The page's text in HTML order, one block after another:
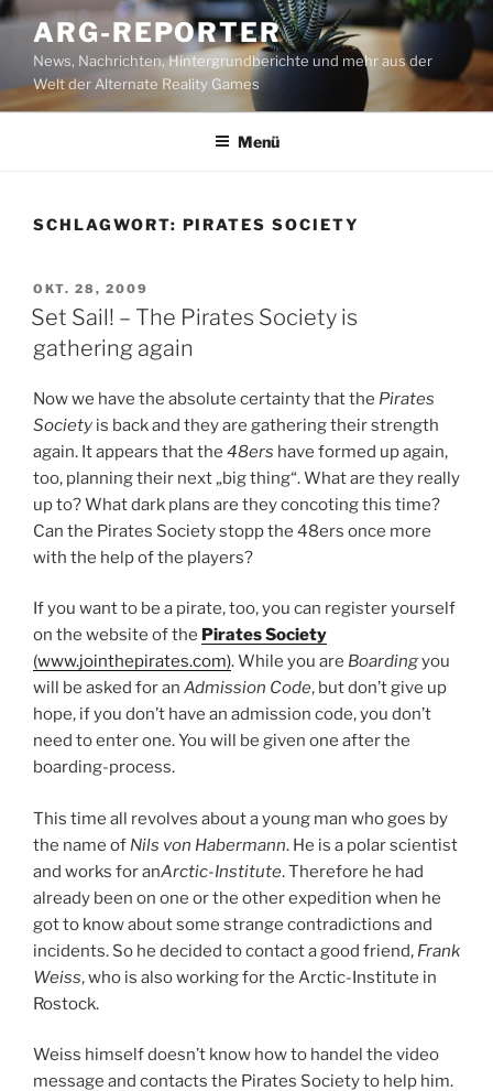
Zum
Inhalt
springen
ARG-REPORTER
News, Nachrichten, Hintergrundberichte und mehr aus der
Welt der Alternate Reality Games
Menü
SCHLAGWORT: PIRATES SOCIETY
VERÖFFENTLICHT
AM
OKT. 28, 2009
Set Sail! – The Pirates Society is
gathering again
Now we have the absolute certainty that the Pirates
Society is back and they are gathering their strength
again. It appears that the 48ers have formed up again,
too, planning their next „big thing“. What are they really
up to? What dark plans are they concoting this time?
Can the Pirates Society stopp the 48ers once more
with the help of the players?
If you want to be a pirate, too, you can register yourself
on the website of the Pirates Society
(www.jointhepirates.com). While you are Boardingyou
will be asked for an Admission Code, but don’t give up
hope, if you don’t have an admission code, you don’t
need to enter one. You will be given one after the
boarding-process.
This time all revolves about a young man who goes by
the name of Nils von Habermann. He is a polar scientist
and works for anArctic-Institute. Therefore he had
already been on one or the other expedition when he
got to know about some strange contradictions and
incidents. So he decided to contact a good friend, Frank
Weiss, who is also working for the Arctic-Institute in
Rostock.
Weiss himself doesn’t know how to handel the video
message and contacts the Pirates Society to help him.